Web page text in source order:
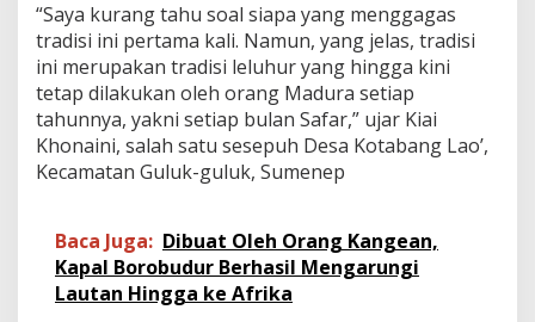
S
a
p
a
r
“Saya kurang tahu soal siapa yang menggagas
tradisi ini pertama kali. Namun, yang jelas, tradisi
ini merupakan tradisi leluhur yang hingga kini
tetap dilakukan oleh orang Madura setiap
tahunnya, yakni setiap bulan Safar,” ujar Kiai
Khonaini, salah satu sesepuh Desa Kotabang Lao’,
Kecamatan Guluk-guluk, Sumenep
Baca Juga: Dibuat Oleh Orang Kangean,
Kapal Borobudur Berhasil Mengarungi
Lautan Hingga ke Afrika